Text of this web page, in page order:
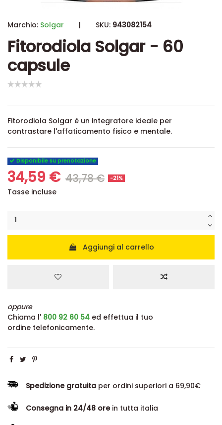
Marchio: Solgar | SKU: 943082154
Fitorodiola Solgar - 60
capsule
Fitorodiola Solgar è un integratore ideale per
contrastare l'affaticamento fisico e mentale.
Disponibile su prenotazione
34,59 € 43,78 € -21%
Tasse incluse
Aggiungi al carrello
oppure
Chiama l' 800 92 60 54 ed effettua il tuo
ordine telefonicamente.
Spedizione gratuita per ordini superiori a 69,90€
Consegna in 24/48 orein tutta italia